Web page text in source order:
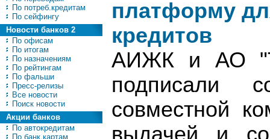
По потреб.кредитам
По сейфингу
Новости банков 2
По офисам
По итогам
По назначениям
По рейтингам
По фальши
Пресс-релизы
Все новости
Поиск новости
Акции банков
По автокредитам
По банк.картам
платформу
кредитов
АИЖК и АО
подписали
совместной
выдачей и